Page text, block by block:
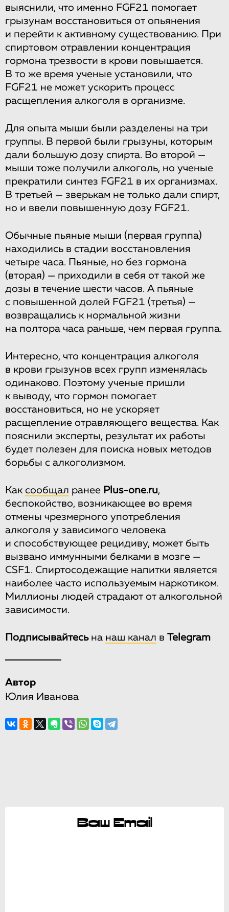
выяснили, что именно FGF21 помогает
грызунам восстановиться от опьянения
и перейти к активному существованию. При
спиртовом отравлении концентрация
гормона трезвости в крови повышается.
В то же время ученые установили, что
FGF21 не может ускорить процесс
расщепления алкоголя в организме.
Для опыта мыши были разделены на три
группы. В первой были грызуны, которым
дали большую дозу спирта. Во второй —
мыши тоже получили алкоголь, но ученые
прекратили синтез FGF21 в их организмах.
В третьей — зверькам не только дали спирт,
но и ввели повышенную дозу FGF21.
Обычные пьяные мыши (первая группа)
находились в стадии восстановления
четыре часа. Пьяные, но без гормона
(вторая) — приходили в себя от такой же
дозы в течение шести часов. А пьяные
с повышенной долей FGF21 (третья) —
возвращались к нормальной жизни
на полтора часа раньше, чем первая группа.
Интересно, что концентрация алкоголя
в крови грызунов всех групп изменялась
одинаково. Поэтому ученые пришли
к выводу, что гормон помогает
восстановиться, но не ускоряет
расщепление отравляющего вещества. Как
пояснили эксперты, результат их работы
будет полезен для поиска новых методов
борьбы с алкоголизмом.
Как сообщал ранее Plus-one.ru,
беспокойство, возникающее во время
отмены чрезмерного употребления
алкоголя у зависимого человека
и способствующее рецидиву, может быть
вызвано иммунными белками в мозге —
CSF1. Спиртосодежащие напитки является
наиболее часто используемым наркотиком.
Миллионы людей страдают от алкогольной
зависимости.
Подписывайтесьна наш канал в Telegram
Автор
Юлия Иванова
Ваш Email